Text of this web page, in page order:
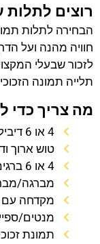
רוצים
הבחירה לתלות
חוויה מהנה ועל
לזכור שבעלי
תלייה תמונה
מה צריך כדי
4 או 6 דיבילים גודל 7
טוש ארוך
4 או 6 ברגים גודל 7
מברגה/
מקדחה עם
מנטים/
תמונת